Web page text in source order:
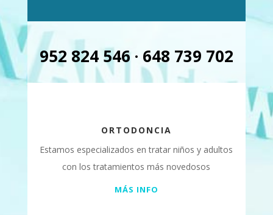
952 824 546 · 648 739 702
ORTODONCIA
Estamos especializados en tratar niños y adultos
con los tratamientos más novedosos
MÁS INFO